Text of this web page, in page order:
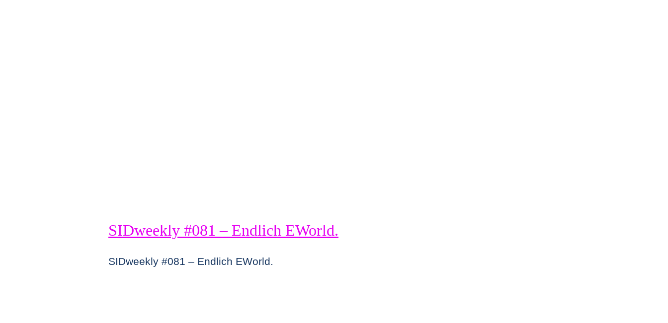
SIDweekly #081 – Endlich EWorld.
SIDweekly #081 – Endlich EWorld.